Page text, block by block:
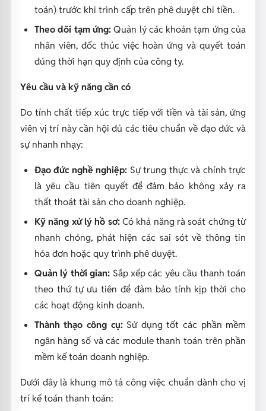
toán) trước khi trình cấp trên phê duyệt chi tiền.
Theo dõi tạm ứng:Quản lý các khoản tạm ứng của
nhân viên, đốc thúc việc hoàn ứng và quyết toán
đúng thời hạn quy định của công ty.
Yêu cầu và kỹ năng cần có
Do tính chất tiếp xúc trực tiếp với tiền và tài sản, ứng
viên vị trí này cần hội đủ các tiêu chuẩn về đạo đức và
sự nhanh nhạy:
Đạo đức nghề nghiệp: Sự trung thực và chính trực
là yêu cầu tiên quyết để đảm bảo không xảy ra
thất thoát tài sản cho doanh nghiệp.
Kỹ năng xử lý hồ sơ:Có khả năng rà soát chứng từ
nhanh chóng, phát hiện các sai sót về thông tin
hóa đơn hoặc quy trình phê duyệt.
Quản lý thời gian: Sắp xếp các yêu cầu thanh toán
theo thứ tự ưu tiên để đảm bảo tính kịp thời cho
các hoạt động kinh doanh.
Thành thạo công cụ:Sử dụng tốt các phần mềm
ngân hàng số và các module thanh toán trên phần
mềm kế toán doanh nghiệp.
Dưới đây là khung mô tả công việc chuẩn dành cho vị
trí kế toán thanh toán: